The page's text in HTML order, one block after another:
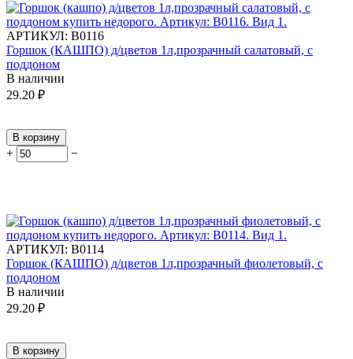
АРТИКУЛ: В0116
Горшок (КАШПО) д/цветов 1л,прозрачный салатовый, с
поддоном
В наличии
29.20 ₽
В корзину
+ −
АРТИКУЛ: В0114
Горшок (КАШПО) д/цветов 1л,прозрачный фиолетовый, с
поддоном
В наличии
29.20 ₽
В корзину